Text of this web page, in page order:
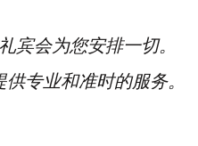
宾会为您安排一切。
专业和准时的服务。